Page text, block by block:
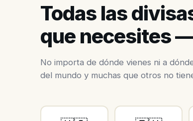
Todas las
que necesites
No importa de dónde vienes ni a
del mundo y muchas que otros no